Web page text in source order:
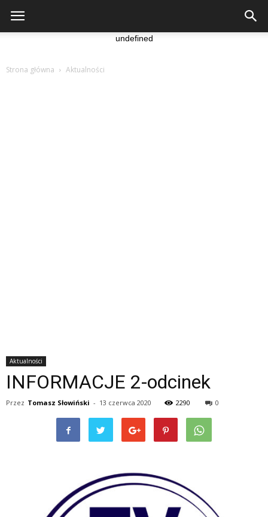
undefined
Strona główna Aktualności
Aktualności
INFORMACJE 2-odcinek
Przez Tomasz Słowiński - 13 czerwca 2020 2290 0